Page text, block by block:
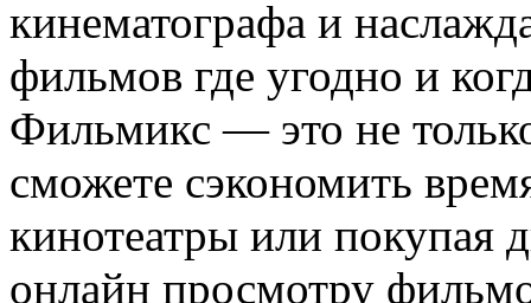
кинематографа и
фильмов где угодно и
Фильмикс — это не
сможете сэкономить
кинотеатры или покупая
онлайн просмотру